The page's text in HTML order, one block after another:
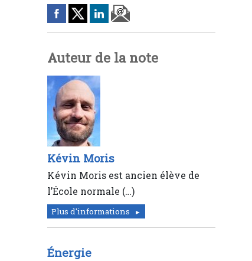
Auteur de la note
Kévin Moris
Kévin Moris est ancien élève de
l’École normale (…)
Plus d'informations
Énergie